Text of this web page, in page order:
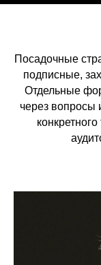
Посадочные
подписные,
Отдельные
через вопросы